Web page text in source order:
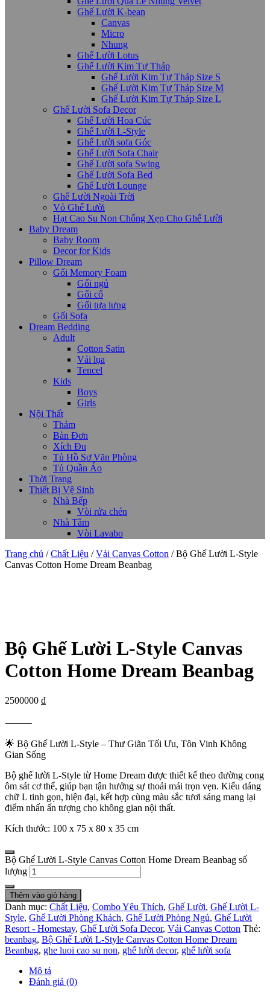
Ghế Lười K-bean
Canvas
Micro
Nhung
Ghế Lười Lotus
Ghế Lười Kim Tự Tháp
Ghế Lười Kim Tự Tháp Size S
Ghế Lười Kim Tự Tháp Size M
Ghế Lười Kim Tự Tháp Size L
Ghế Lười Sofa Decor
Ghế Lười Hoa Cúc
Ghế Lười L-Style
Ghế Lười sofa Góc
Ghế Lười Sofa Chair
Ghế Lười sofa Swing
Ghế Lười Sofa Bed
Ghế Lười Lounge
Ghế Lười Ngoài Trời
Vỏ Ghế Lười
Hạt Cao Su Non Chống Xẹp Cho Ghế Lười
Baby Dream
Baby Room
Decor for Kids
Pillow Dream
Gối Memory Foam
Gối ngủ
Gối cổ
Gối tựa lưng
Gối Sofa
Dream Bedding
Adult
Cotton Satin
Vải lụa
Tencel
Kids
Boys
Girls
Nội Thất
Thảm
Bàn Đơn
Xích Đu
Tủ Hồ Sơ Văn Phòng
Tủ Quần Áo
Thời Trang
Thiết Bị Vệ Sinh
Nhà Bếp
Vòi rửa chén
Nhà Tắm
Vòi Lavabo
Trang chủ /Chất Liệu /Vải Canvas Cotton / Bộ Ghế Lười L-Style
Canvas Cotton Home Dream Beanbag
Bộ Ghế Lười L-Style Canvas
Cotton Home Dream Beanbag
2500000 ₫
⸻
🌟 Bộ Ghế Lười L-Style – Thư Giãn Tối Ưu, Tôn Vinh Không
Gian Sống
Bộ ghế lười L-Style từ Home Dream được thiết kế theo đường cong
ôm sát cơ thể, giúp bạn tận hưởng sự thoải mái trọn vẹn. Kiểu dáng
chữ L tinh gọn, hiện đại, kết hợp cùng màu sắc tươi sáng mang lại
điểm nhấn ấn tượng cho không gian nội thất.
Kích thước: 100 x 75 x 80 x 35 cm
Bộ Ghế Lười L-Style Canvas Cotton Home Dream Beanbag số
lượng
Thêm vào giỏ hàng
Danh mục: Chất Liệu, Combo Yêu Thích, Ghế Lười, Ghế Lười L-
Style, Ghế Lười Phòng Khách, Ghế Lười Phòng Ngủ, Ghế Lười
Resort - Homestay, Ghế Lười Sofa Decor, Vải Canvas Cotton Thẻ:
beanbag, Bộ Ghế Lười L-Style Canvas Cotton Home Dream
Beanbag, ghe luoi cao su non, ghế lười decor, ghế lười sofa
Mô tả
Đánh giá (0)